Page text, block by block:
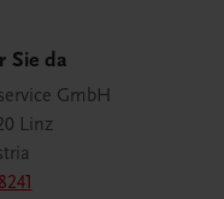
Sie da
GmbH
Linz